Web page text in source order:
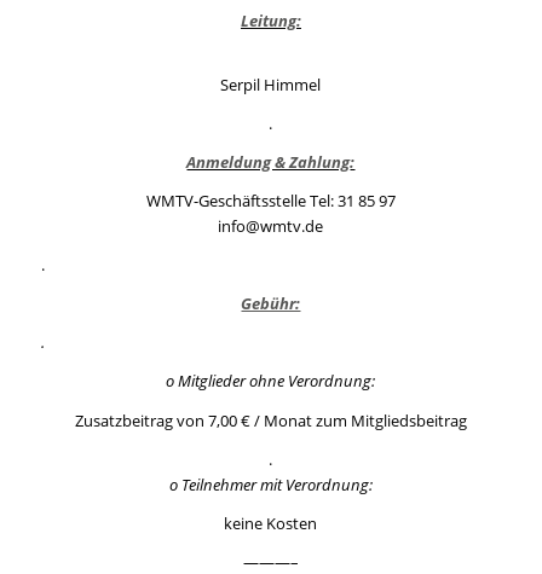
Leitung:
Serpil Himmel
.
Anmeldung & Zahlung:
WMTV-Geschäftsstelle Tel: 31 85 97
info@wmtv.de
.
Gebühr:
.
o Mitglieder ohne Verordnung:
Zusatzbeitrag von 7,00 € / Monat zum Mitgliedsbeitrag
.
o Teilnehmer mit Verordnung:
keine Kosten
———–